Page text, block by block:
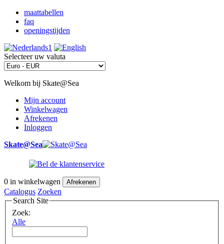
maattabellen
faq
openingstijden
Selecteer uw valuta
Welkom bij Skate@Sea
Mijn account
Winkelwagen
Afrekenen
Inloggen
Skate@Sea
0 in winkelwagen Afrekenen
Catalogus Zoeken
Search Site
Zoek:
Alle